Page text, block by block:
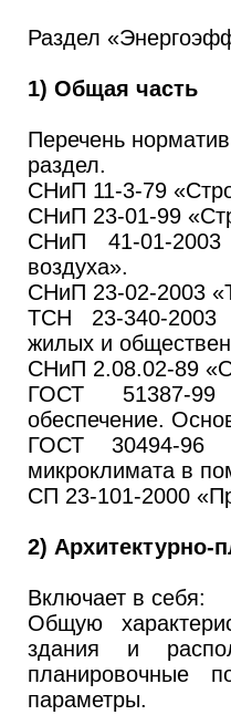
Раздел
1) Общая часть
Перечень
раздел.
СНиП 11-3-79
СНиП 23-01-99
СНиП 41-01-2003
воздуха».
СНиП 23-02-2003
ТСН 23-340-2003
жилых и
СНиП 2.08.02-89
ГОСТ 51387-99
обеспечение.
ГОСТ 30494-96
микроклимата в
СП 23-101-2000
2) Архитектурно-
Включает в себя:
Общую
здания и
планировочные
параметры.